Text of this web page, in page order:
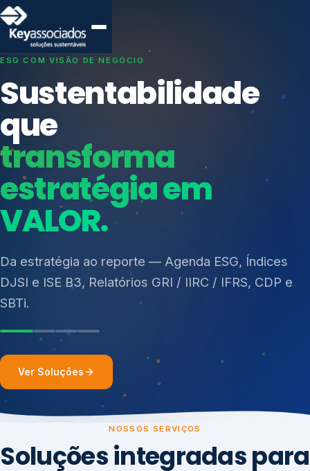
SISTEMAS DE GESTÃO OTIMIZADOS E INTEGRADOS
Conformidade que
protege seu
negócio.
Consultoria, auditoria e treinamentos em ISO 27001,
ISO 27701, ISO 42001, ISO 37001, ISO 9001, ISO
resíduos sólidos (PGRS/PMGRS).
Índices de Mercado
Mudanças Climáticas
Reputação e Cadeia
Reporte Regulatório
Ver Soluções
NOSSOS SERVIÇOS
Soluções integradas para